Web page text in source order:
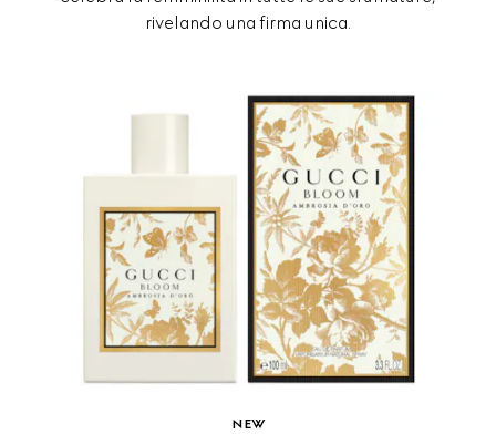
rivelando una firma unica.
NEW